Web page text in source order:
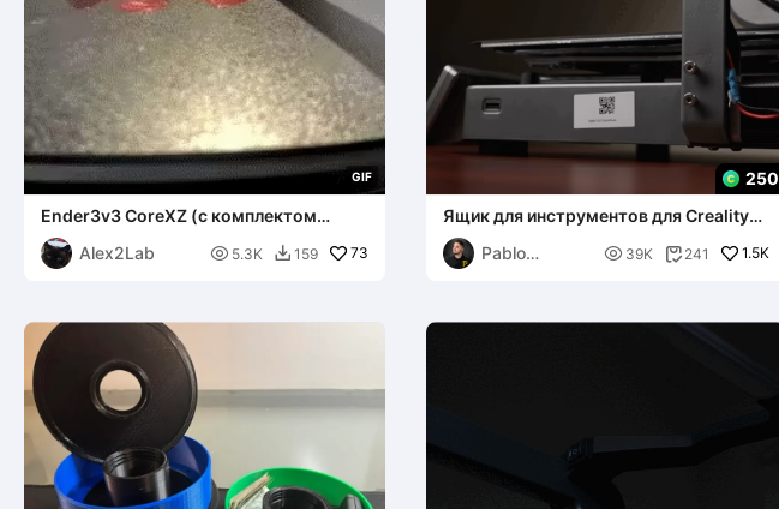
GIF
Ender3v3 CoreXZ (с комплектом
освещения) - Крепление камеры
Nebula V2
Alex2Lab  5.3K  159 73
250
Ящик для инструментов для Creality
Ender 3 V3 Plus
Pablo
 39K  241 1.5K